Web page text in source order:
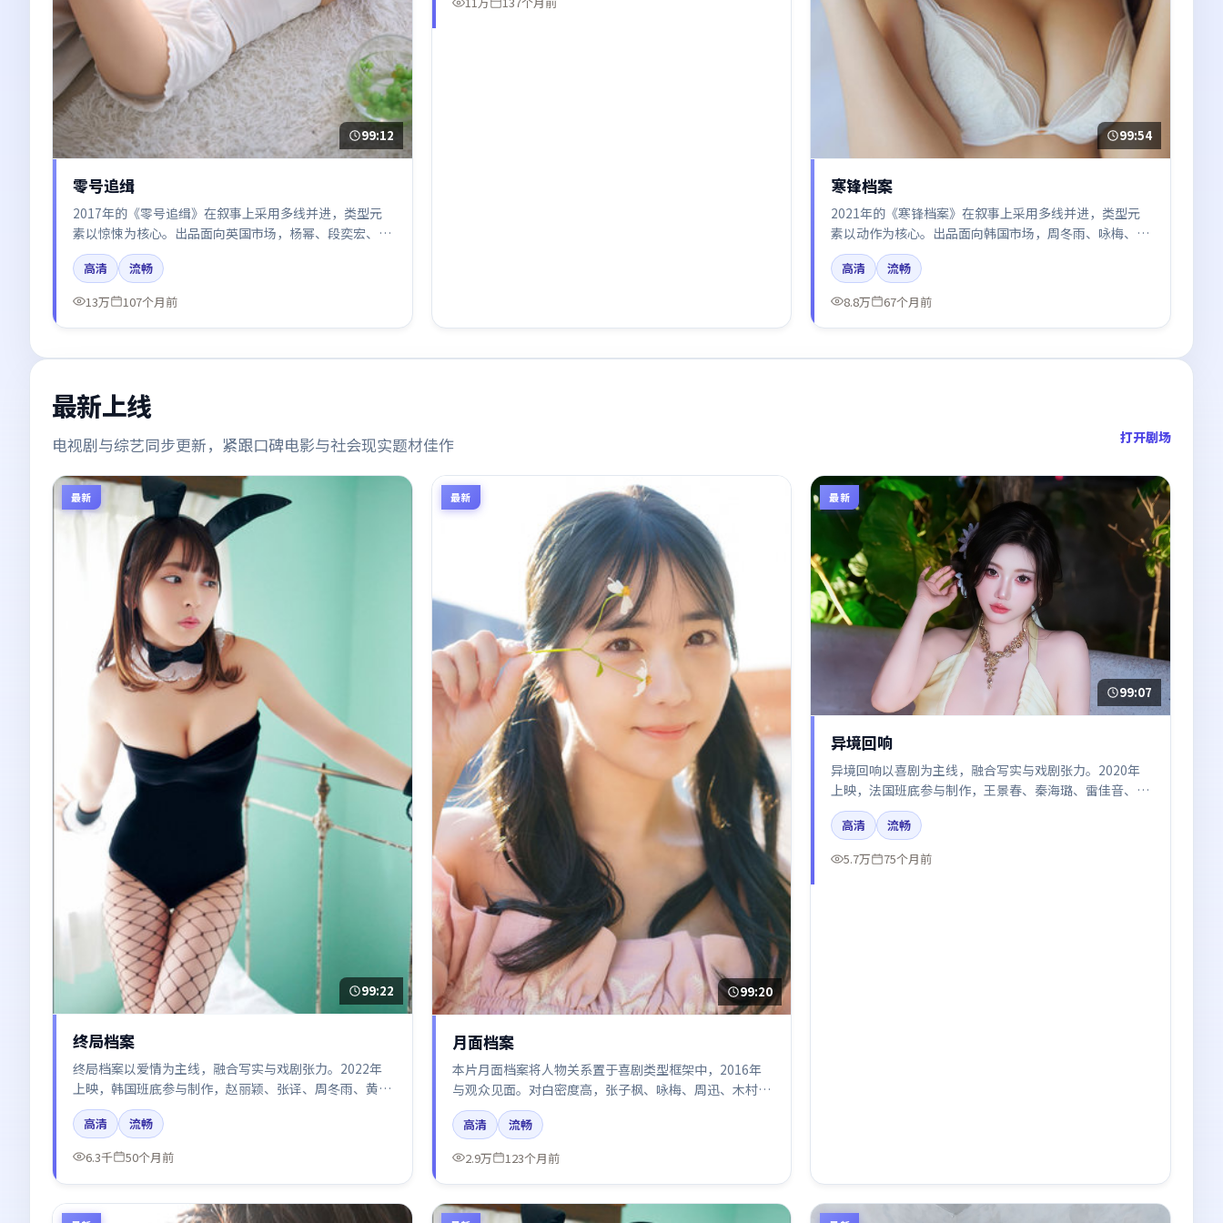
99:12
零号追缉
2017年的《零号追缉》在叙事上采用多线并进，类型元
素以惊悚为核心。出品面向英国市场，杨幂、段奕宏、赵
丽颖、汤唯所饰角色推动关键反转，结尾留白引发讨论。
高清
流畅
13万
107个月前
99:54
寒锋档案
2021年的《寒锋档案》在叙事上采用多线并进，类型元
素以动作为核心。出品面向韩国市场，周冬雨、咏梅、梁
朝伟、廖凡、倪妮所饰角色推动关键反转，结尾留白引发
讨论。
高清
流畅
8.8万
67个月前
最新上线
电视剧与综艺同步更新，紧跟口碑电影与社会现实题材佳作 打开剧场
最新
99:22
终局档案
终局档案以爱情为主线，融合写实与戏剧张力。2022年
上映，韩国班底参与制作，赵丽颖、张译、周冬雨、黄
渤、王景春在片中呈现细腻表演，影像风格统一，配乐与
剪辑强化了情绪曲线。
高清
流畅
6.3千
50个月前
最新
99:20
月面档案
本片月面档案将人物关系置于喜剧类型框架中，2016年
与观众见面。对白密度高，张子枫、咏梅、周迅、木村拓
哉、张译的台词节奏值得关注；整体气质偏泰国都市与冷
色调摄影。
高清
流畅
2.9万
123个月前
最新
99:07
异境回响
异境回响以喜剧为主线，融合写实与戏剧张力。2020年
上映，法国班底参与制作，王景春、秦海璐、雷佳音、朱
一龙在片中呈现细腻表演，影像风格统一，配乐与剪辑强
化了情绪曲线。
高清
流畅
5.7万
75个月前